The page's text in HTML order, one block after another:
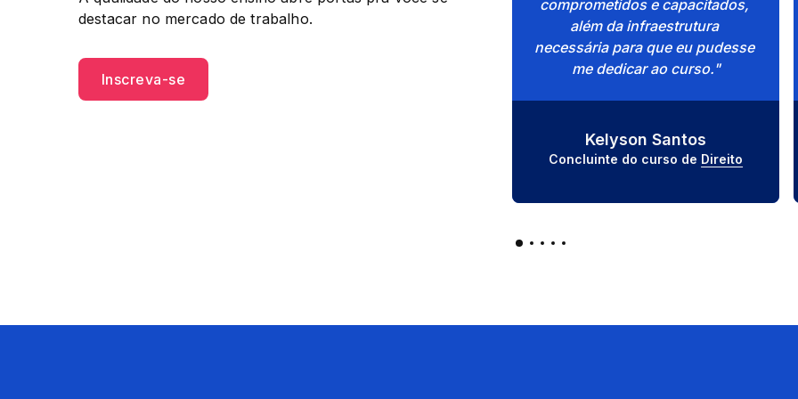
destacar no mercado de trabalho.
Inscreva-se
comprometidos e capacitados,
além da infraestrutura
necessária para que eu pudesse
me dedicar ao curso."
Kelyson Santos
Concluinte do curso de Direito